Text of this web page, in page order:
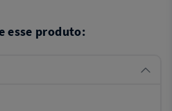
esse produto: